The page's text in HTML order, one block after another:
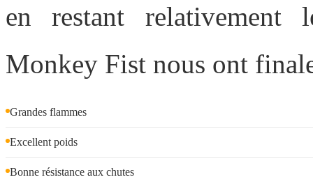
en restant relativement
Monkey Fist nous ont
Grandes flammes
Excellent poids
Bonne résistance aux chutes